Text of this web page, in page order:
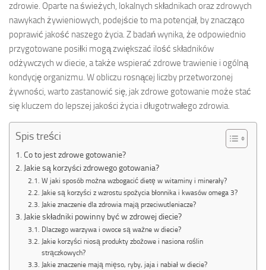
zdrowie. Oparte na świeżych, lokalnych składnikach oraz zdrowych
nawykach żywieniowych, podejście to ma potencjał, by znacząco
poprawić jakość naszego życia. Z badań wynika, że odpowiednio
przygotowane posiłki mogą zwiększać ilość składników
odżywczych w diecie, a także wspierać zdrowe trawienie i ogólną
kondycję organizmu. W obliczu rosnącej liczby przetworzonej
żywności, warto zastanowić się, jak zdrowe gotowanie może stać
się kluczem do lepszej jakości życia i długotrwałego zdrowia.
Spis treści
Co to jest zdrowe gotowanie?
Jakie są korzyści zdrowego gotowania?
W jaki sposób można wzbogacić dietę w witaminy i minerały?
Jakie są korzyści z wzrostu spożycia błonnika i kwasów omega 3?
Jakie znaczenie dla zdrowia mają przeciwutleniacze?
Jakie składniki powinny być w zdrowej diecie?
Dlaczego warzywa i owoce są ważne w diecie?
Jakie korzyści niosą produkty zbożowe i nasiona roślin
strączkowych?
Jakie znaczenie mają mięso, ryby, jaja i nabiał w diecie?